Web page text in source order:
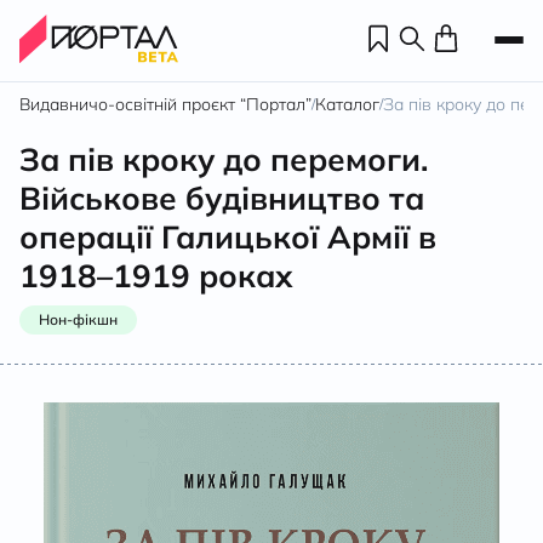
Видавничо-освітній проєкт “Портал”/Каталог/За пів кроку до
За пів кроку до перемоги.
Військове будівництво та
операції Галицької Армії в
1918–1919 роках
Нон-фікшн